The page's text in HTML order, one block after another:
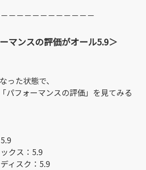
－－－－－－－－－－－
マンスの評価がオール5.9＞
った状態で、
パフォーマンスの評価」を見てみる
クス：5.9
ィスク：5.9